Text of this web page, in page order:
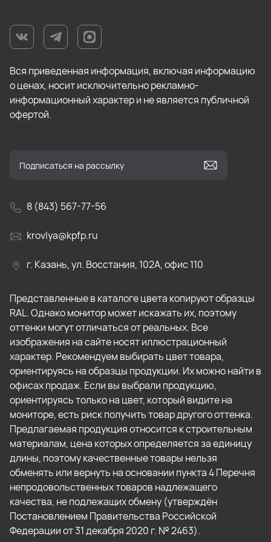
Вся приведенная информация, включая информацию
о ценах, носит исключительно рекламно-
информационный характер и не является публичной
офертой.
8 (843) 567-77-56
krovlya@kpfp.ru
г. Казань, ул. Восстания, 102А, офис 110
Представленные в каталоге цвета копируют образцы
RAL. Однако монитор может искажать их, поэтому
оттенки могут отличаться от реальных. Все
изображения на сайте носят иллюстрационный
характер. Рекомендуем выбирать цвет товара,
ориентируясь на образцы продукции. Их можно найти в
офисах продаж. Если вы выбрали продукцию,
ориентируясь только на цвет, который видите на
мониторе, есть риск получить товар другого оттенка.
Предлагаемая продукция относится к строительным
материалам, цена которых определяется за единицу
длины, поэтому качественные товары нельзя
обменять или вернуть на основании пункта 4 Перечня
непродовольственных товаров надлежащего
качества, не подлежащих обмену (утверждён
Постановлением Правительства Российской
Федерации от 31 декабря 2020 г. № 2463).